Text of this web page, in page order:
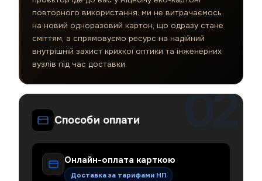
повторного використання: ми не витрачаємось
на новий одноразовий картон, що одразу стане
сміттям, а спрямовуємо ресурс на надійний
внутрішній захист крихкої оптики та інженерних
вузлів під час доставки.
Способи оплати
Онлайн-оплата карткою
Доставка за тарифами НП